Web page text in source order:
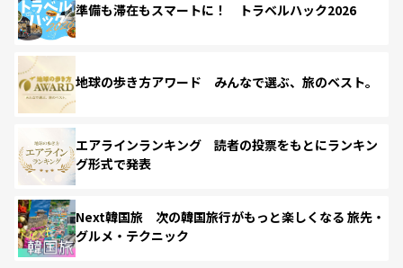
準備も滞在もスマートに！ トラベルハック2026
地球の歩き方アワード みんなで選ぶ、旅のベスト。
エアラインランキング 読者の投票をもとにランキン
グ形式で発表
Next韓国旅 次の韓国旅行がもっと楽しくなる 旅先・
グルメ・テクニック